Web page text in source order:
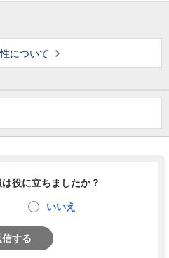
について
役に立ちましたか？
いいえ
信する